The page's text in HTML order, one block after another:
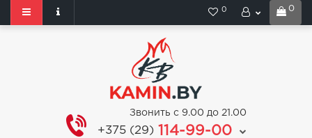
0
0
Звонить с 9.00 до 21.00
+375 (29) 114-99-00